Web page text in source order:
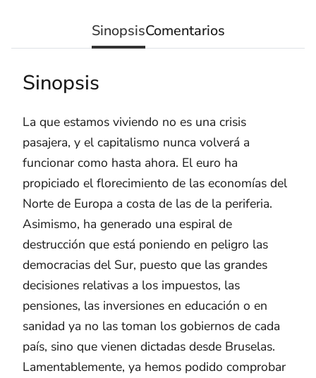
SinopsisComentarios
Sinopsis
La que estamos viviendo no es una crisis
pasajera, y el capitalismo nunca volverá a
funcionar como hasta ahora. El euro ha
propiciado el florecimiento de las economías del
Norte de Europa a costa de las de la periferia.
Asimismo, ha generado una espiral de
destrucción que está poniendo en peligro las
democracias del Sur, puesto que las grandes
decisiones relativas a los impuestos, las
pensiones, las inversiones en educación o en
sanidad ya no las toman los gobiernos de cada
país, sino que vienen dictadas desde Bruselas.
Lamentablemente, ya hemos podido comprobar